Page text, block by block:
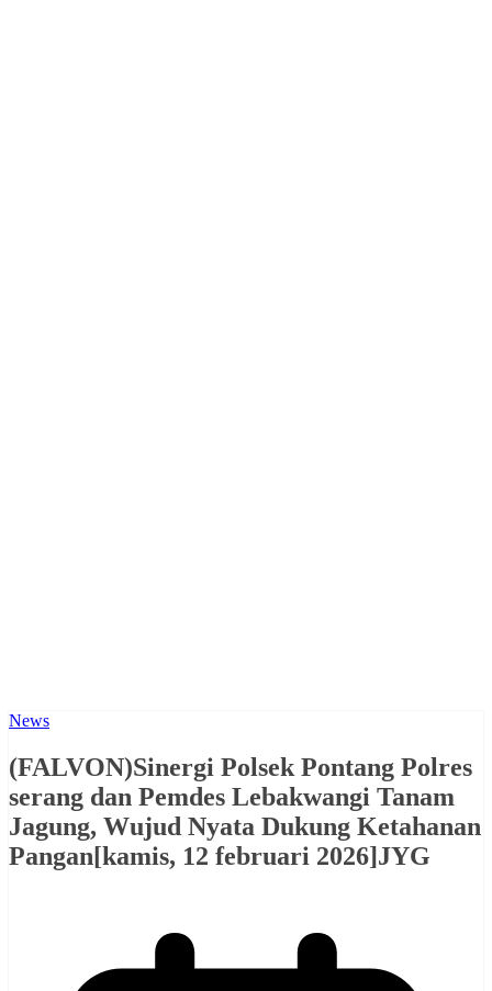
News
(FALVON)Sinergi Polsek Pontang Polres
serang dan Pemdes Lebakwangi Tanam
Jagung, Wujud Nyata Dukung Ketahanan
Pangan[kamis, 12 februari 2026]JYG